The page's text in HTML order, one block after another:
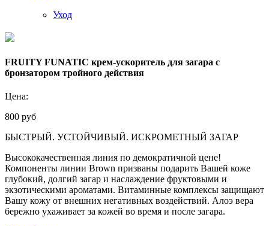
Уход
FRUITY FUNATIC крем-ускоритель для загара с
бронзатором тройного действия
Цена:
800 руб
БЫСТРЫЙ. УСТОЙЧИВЫЙ. ИСКРОМЕТНЫЙ ЗАГАР
Высококачественная линия по демократичной цене!
Компоненты линии Brown призваны подарить Вашей коже
глубокий, долгий загар и наслаждение фруктовыми и
экзотическими ароматами. Витаминные комплексы защищают
Вашу кожу от внешних негативных воздействий. Алоэ вера
бережно ухаживает за кожей во время и после загара.